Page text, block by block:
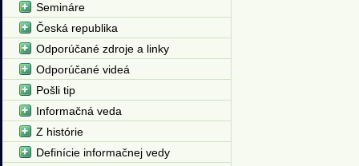
Semináre
Česká republika
Odporúčané zdroje a linky
Odporúčané videá
Pošli tip
Informačná veda
Z histórie
Definície informačnej vedy